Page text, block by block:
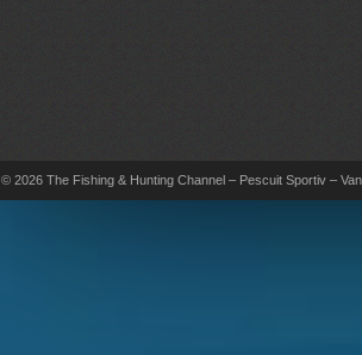
© 2026 The Fishing & Hunting Channel – Pescuit Sportiv –